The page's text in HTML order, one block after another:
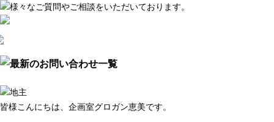
皆様こんにちは、企画室グロガン恵美です。